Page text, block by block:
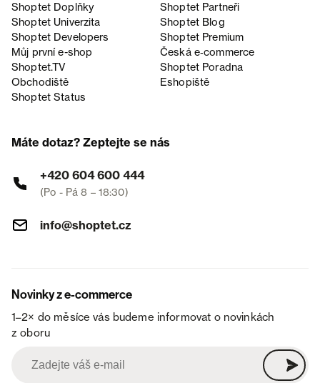
Shoptet Doplňky
Shoptet Partneři
Shoptet Univerzita
Shoptet Blog
Shoptet Developers
Shoptet Premium
Můj první e-shop
Česká e‑commerce
Shoptet.TV
Shoptet Poradna
Obchodiště
Eshopiště
Shoptet Status
Máte dotaz? Zeptejte se nás
+420 604 600 444
(Po - Pá 8 – 18:30)
info@shoptet.cz
Novinky z e-commerce
1–2× do měsíce vás budeme informovat o novinkách
z oboru